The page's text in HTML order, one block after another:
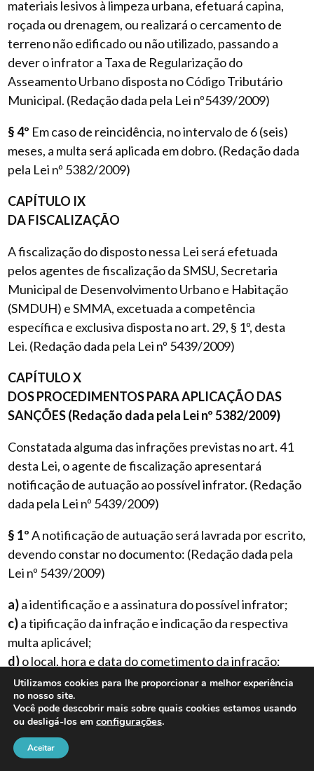
materiais lesivos à limpeza urbana, efetuará capina,
roçada ou drenagem, ou realizará o cercamento de
terreno não edificado ou não utilizado, passando a
dever o infrator a Taxa de Regularização do
Asseamento Urbano disposta no Código Tributário
Municipal. (Redação dada pela Lei nº5439/2009)
§ 4º Em caso de reincidência, no intervalo de 6 (seis)
meses, a multa será aplicada em dobro. (Redação dada
pela Lei nº 5382/2009)
CAPÍTULO IX
DA FISCALIZAÇÃO
A fiscalização do disposto nessa Lei será efetuada
pelos agentes de fiscalização da SMSU, Secretaria
Municipal de Desenvolvimento Urbano e Habitação
(SMDUH) e SMMA, excetuada a competência
específica e exclusiva disposta no art. 29, § 1º, desta
Lei. (Redação dada pela Lei nº 5439/2009)
CAPÍTULO X
DOS PROCEDIMENTOS PARA APLICAÇÃO DAS
SANÇÕES (Redação dada pela Lei nº 5382/2009)
Constatada alguma das infrações previstas no art. 41
desta Lei, o agente de fiscalização apresentará
notificação de autuação ao possível infrator. (Redação
dada pela Lei nº 5439/2009)
§ 1ºA notificação de autuação será lavrada por escrito,
devendo constar no documento: (Redação dada pela
Lei nº 5439/2009)
a)a identificação e a assinatura do possível infrator;
c)a tipificação da infração e indicação da respectiva
multa aplicável;
d)o local, hora e data do cometimento da infração;
e)a providência ou medida que incumbe ao possível
infrator tomar e o prazo para tanto;
f)A possibilidade de apresentação de defesa prévia,
por escrito, pelo possível infrator, dirigida ao SMSU, no
prazo de 10 (dez) dias, a contar da data da lavratura da
Utilizamos cookies para lhe proporcionar a melhor experiência
no nosso site.
Você pode descobrir mais sobre quais cookies estamos usando
ou desligá-los em configurações.
Aceitar